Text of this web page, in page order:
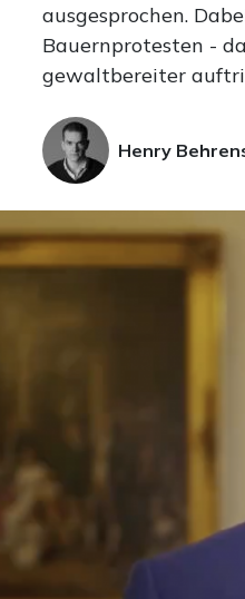
ausgesprochen.
Bauernprotesten -
gewaltbereiter
Henry